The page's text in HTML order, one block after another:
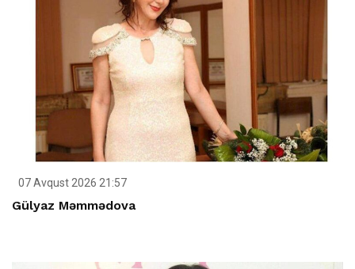
07 Avqust 2026 21:57
Gülyaz Məmmədova